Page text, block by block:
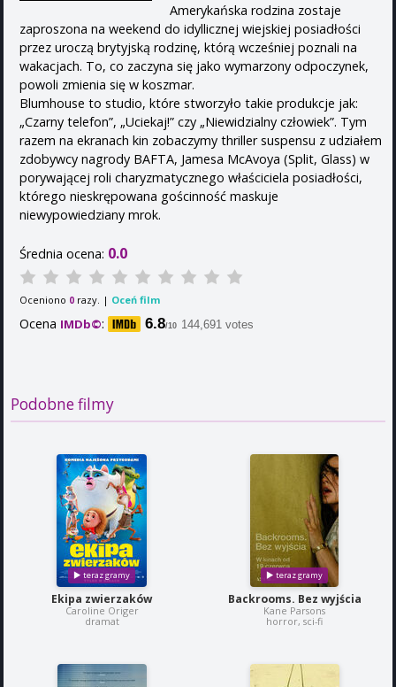
Amerykańska rodzina zostaje
zaproszona na weekend do idyllicznej wiejskiej posiadłości
przez uroczą brytyjską rodzinę, którą wcześniej poznali na
wakacjach. To, co zaczyna się jako wymarzony odpoczynek,
powoli zmienia się w koszmar.
Blumhouse to studio, które stworzyło takie produkcje jak:
„Czarny telefon”, „Uciekaj!” czy „Niewidzialny człowiek”. Tym
razem na ekranach kin zobaczymy thriller suspensu z udziałem
zdobywcy nagrody BAFTA, Jamesa McAvoya (Split, Glass) w
porywającej roli charyzmatycznego właściciela posiadłości,
którego nieskrępowana gościnność maskuje
niewypowiedziany mrok.
Średnia ocena: 0.0
Oceniono 0 razy. | Oceń film
Ocena IMDb©: 6.8/10 144,691 votes
Podobne filmy
Ekipa zwierzaków
Caroline Origer
dramat
Backrooms. Bez wyjścia
Kane Parsons
horror, sci-fi